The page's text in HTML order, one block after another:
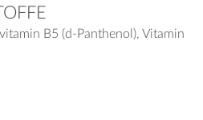
B5 (d-Panthenol), Vitamin